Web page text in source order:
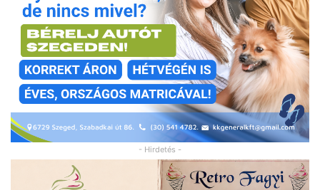
- Hirdetés -